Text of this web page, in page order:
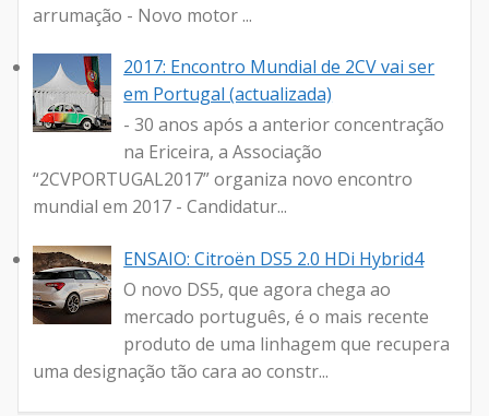
arrumação - Novo motor ...
2017: Encontro Mundial de 2CV vai ser
em Portugal (actualizada)
- 30 anos após a anterior concentração
na Ericeira, a Associação
“2CVPORTUGAL2017” organiza novo encontro
mundial em 2017 - Candidatur...
ENSAIO: Citroën DS5 2.0 HDi Hybrid4
O novo DS5, que agora chega ao
mercado português, é o mais recente
produto de uma linhagem que recupera
uma designação tão cara ao constr...